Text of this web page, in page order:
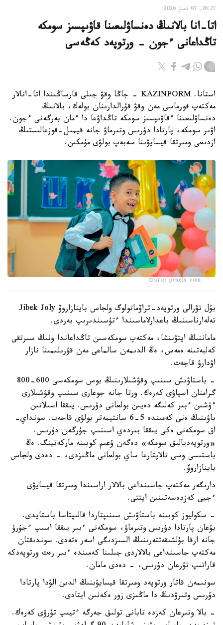
20:27, 07 تامىز 2026
اتا-انا بالانىڭ دەنساۋلىعىنا قاۋىپسىز سومكە
تاڭداعانى ءجون - ورتوپەد كەڭەسى
استانا. KAZINFORM - جاڭا وقۋ جىلى قارساڭىندا اتا-انالار
مەكتەپ فورماسى مەن وقۋ قۇرالدارىنان بولەك، بالانىڭ
دەنساۋلىعىنا ءقاۋىپسىز سومكە تاڭداۋعا دا ءمان بەرگەنى ءجون.
اۋىر سومكە، پارتادا دۇرىس وتىرماۋ جانە قيمىل-قوزعالىستىڭ
ازدىعى ومىرتقا قيسايۋىنا سەبەپ بولۋى مۇمكىن.
Фото: pexels.com
بۇل تۋرالى ورتوپەد-تراۆماتولوگ ولجاس باينازاروۆ Jibek Joly
تەلەارناسىنىڭ باعدارلاماسىندا ءتۇسىندىرىپ بەردى.
ماماننىڭ ايتۋىنشا، مەكتەپ سومكەسىن تاڭداعاندا ونىڭ سىرتقى
كەلبەتىنە ەمەس، ەڭ الدىمەن سالماعى مەن قۇرىلىمىنا نازار
اۋدارۋ قاجەت.
- باستاۋىش سىنىپ وقۋشىلارىنىڭ بوس سومكەسى 600-800
گرامنان اسپاۋى كەرەك. ورتا جانە جوعارى سىنىپ وقۋشىلارى
ءۇشىن ءبىر كەلىگە دەيىن بولعانى دۇرىس. يىققا اسىلاتىن
باۋىنىڭ ەنى كەمىندە 5-6 سانتيمەتر بولۋى قاجەت. سونداي-
اق سومكەنى ەكى يىققا بىردەي اسىنىپ جۇرگەن دۇرىس.
«ورتوپەديالىق سومكە» دەگەن ۇعىم كوبىنە ماركەتينگ. ەڭ
باستىسى وسى تالاپتارعا ساي بولعانى ماڭىزدى، - دەدى ولجاس
باينازاروۆ.
دارىگەر مەكتەپ جاسىنداعى بالالار اراسىندا ومىرتقا قيسايۋى
ءجيى كەزدەسەتىنىن ايتتى.
- سكوليوز كوبىنە باستاۋىش سىنىپتاردا قالىپتاسا باستايدى.
بۇعان پارتادا دۇرىس وتىرماۋ، سومكەنى ءبىر يىققا اسىپ ءجۇرۋ
جانە ارقا بۇلشىقەتتەرىنىڭ السىزدىگى اسەر ەتەدى. سوندىقتان
مەكتەپ جاسىنداعى بالالاردى جىلىنا كەمىندە ءبىر رەت ورتوپەدكە
قاراتىپ تۇرعان دۇرىس، - دەدى مامان.
سونىمەن قاتار ورتوپەد ومىرتقا قيسايۋىنىڭ الدىن الۋدا پارتادا
دۇرىس وتىرۋدىڭ دا ماڭىزى زور ەكەنىن ايتادى.
- بالا وتىرعان كەزدە تابانى تولىق جەرگە ءتيىپ تۇرۋى كەرەك.